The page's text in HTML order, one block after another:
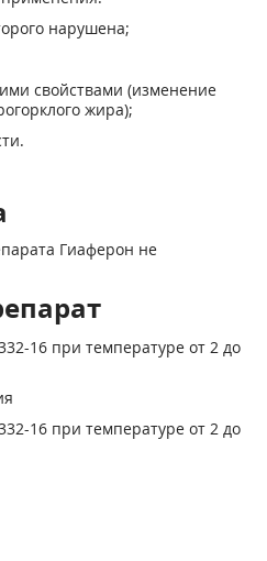
нарушена;
свойствами (изменение
жира);
Гиаферон не
16 при температуре от 2 до
16 при температуре от 2 до